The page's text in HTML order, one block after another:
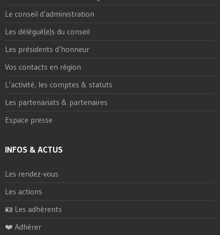
Le conseil d’administration
Les délégué(e)s du conseil
Les présidents d’honneur
Vos contacts en région
L’activité, les comptes & statuts
Les partenariats & partenaires
Espace presse
INFOS & ACTUS
Les rendez-vous
Les actions
🪪 Les adhérents
❤️ Adhérer